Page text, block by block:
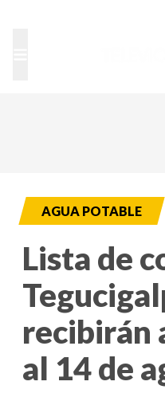
AGUA POTABLE
Lista de
recibirán
al 14 de